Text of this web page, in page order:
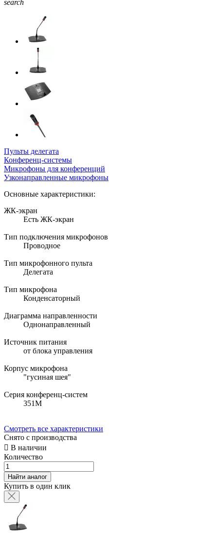
search
Пульты делегата
Конференц-системы
Микрофоны для конференций
Узконаправленные микрофоны
Основные характеристики:
ЖК-экран
Есть ЖК-экран
Тип подключения микрофонов
Проводное
Тип микрофонного пульта
Делегата
Тип микрофона
Конденсаторный
Диаграмма направленности
Однонаправленный
Источник питания
от блока управления
Корпус микрофона
"гусиная шея"
Серия конференц-систем
351M
Смотреть все характеристики
Снято с производства
 В наличии
Количество
Найти аналог
Купить в один клик